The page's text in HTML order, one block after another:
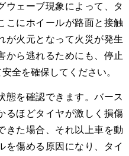
ウェーブ現象によって、タ
こにホイールが路面と接触
が火元となって火災が発生
から逃れるためにも、停止
全を確保してください。
態を確認できます。バース
るほどタイヤが激しく損傷
きた場合、それ以上車を動
を傷める原因になり、タイ